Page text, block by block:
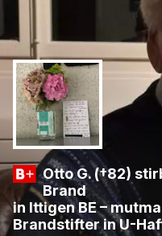
Otto G. (†82)
Brand
in Ittigen BE –
Brandstifter in U-